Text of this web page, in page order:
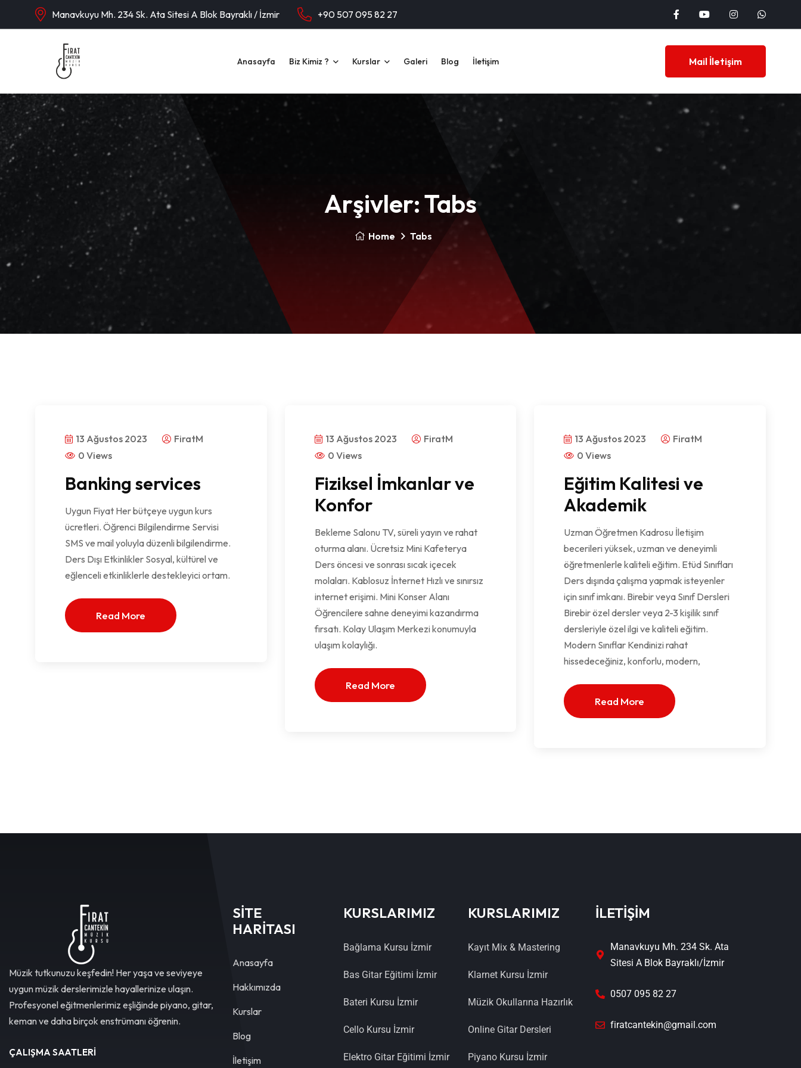
Manavkuyu Mh. 234 Sk. Ata Sitesi A Blok Bayraklı / İzmir +90 507 095 82 27
Anasayfa Biz Kimiz ? Kurslar Galeri Blog İletişim Mail İletişim
Arşivler:Tabs
Home Tabs
13 Ağustos 2023
FiratM
0 Views
Banking services
Uygun Fiyat Her bütçeye uygun kurs
ücretleri. Öğrenci Bilgilendirme Servisi
SMS ve mail yoluyla düzenli bilgilendirme.
Ders Dışı Etkinlikler Sosyal, kültürel ve
eğlenceli etkinliklerle destekleyici ortam.
Read More
13 Ağustos 2023
FiratM
0 Views
Fiziksel İmkanlar ve
Konfor
Bekleme Salonu TV, süreli yayın ve rahat
oturma alanı. Ücretsiz Mini Kafeterya
Ders öncesi ve sonrası sıcak içecek
molaları. Kablosuz İnternet Hızlı ve sınırsız
internet erişimi. Mini Konser Alanı
Öğrencilere sahne deneyimi kazandırma
fırsatı. Kolay Ulaşım Merkezi konumuyla
ulaşım kolaylığı.
Read More
13 Ağustos 2023
FiratM
0 Views
Eğitim Kalitesi ve
Akademik
Uzman Öğretmen Kadrosu İletişim
becerileri yüksek, uzman ve deneyimli
öğretmenlerle kaliteli eğitim. Etüd Sınıfları
Ders dışında çalışma yapmak isteyenler
için sınıf imkanı. Birebir veya Sınıf Dersleri
Birebir özel dersler veya 2-3 kişilik sınıf
dersleriyle özel ilgi ve kaliteli eğitim.
Modern Sınıflar Kendinizi rahat
hissedeceğiniz, konforlu, modern,
Read More
Müzik tutkunuzu keşfedin! Her yaşa ve seviyeye
uygun müzik derslerimizle hayallerinize ulaşın.
Profesyonel eğitmenlerimiz eşliğinde piyano, gitar,
keman ve daha birçok enstrümanı öğrenin.
ÇALIŞMA SAATLERI
SİTE
HARİTASI
Anasayfa
Hakkımızda
Kurslar
Blog
İletişim
KURSLARIMIZ
Bağlama Kursu İzmir
Bas Gitar Eğitimi İzmir
Bateri Kursu İzmir
Cello Kursu İzmir
Elektro Gitar Eğitimi İzmir
KURSLARIMIZ
Kayıt Mix & Mastering
Klarnet Kursu İzmir
Müzik Okullarına Hazırlık
Online Gitar Dersleri
Piyano Kursu İzmir
İLETİŞİM
Manavkuyu Mh. 234 Sk. Ata
Sitesi A Blok Bayraklı/İzmir
0507 095 82 27
firatcantekin@gmail.com